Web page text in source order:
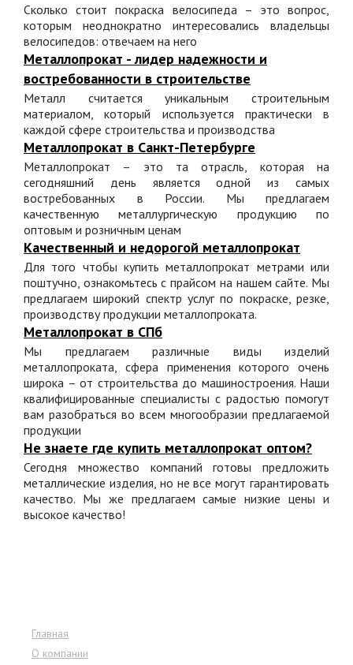
Сколько стоит покраска велосипеда – это вопрос,
которым неоднократно интересовались владельцы
велосипедов: отвечаем на него
Металлопрокат - лидер надежности и
востребованности в строительстве
Металл считается уникальным строительным
материалом, который используется практически в
каждой сфере строительства и производства
Металлопрокат в Санкт-Петербурге
Металлопрокат – это та отрасль, которая на
сегодняшний день является одной из самых
востребованных в России. Мы предлагаем
качественную металлургическую продукцию по
оптовым и розничным ценам
Качественный и недорогой металлопрокат
Для того чтобы купить металлопрокат метрами или
поштучно, ознакомьтесь с прайсом на нашем сайте. Мы
предлагаем широкий спектр услуг по покраске, резке,
производству продукции металлопроката.
Металлопрокат в СПб
Мы предлагаем различные виды изделий
металлопроката, сфера применения которого очень
широка – от строительства до машиностроения. Наши
квалифицированные специалисты с радостью помогут
вам разобраться во всем многообразии предлагаемой
продукции
Не знаете где купить металлопрокат оптом?
Сегодня множество компаний готовы предложить
металлические изделия, но не все могут гарантировать
качество. Мы же предлагаем самые низкие цены и
высокое качество!
Главная
О компании